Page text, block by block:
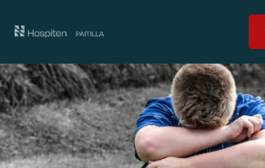
Guía del paciente
Atención médica